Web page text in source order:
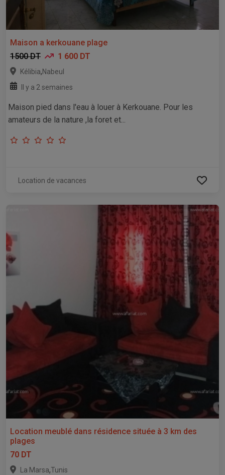
Maison a kerkouane plage
1500 DT
1 600 DT
Kélibia,Nabeul
Il y a 2 semaines
Maison pied dans l'eau à louer à Kerkouane. Pour les
amateurs de la nature ,la foret et...
Location de vacances
Location meublé dans résidence située à 3 km des
plages
70 DT
La Marsa,Tunis